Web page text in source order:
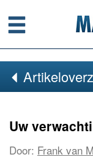
Menu
Uw
Door: Frank van